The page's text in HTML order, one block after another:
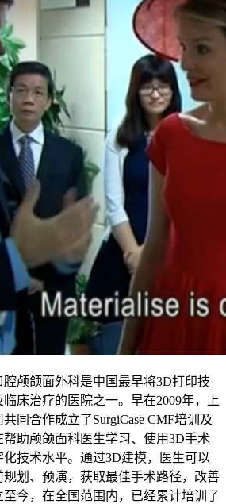
颅颌面外科是中国最早将3D打印技
床治疗的医院之一。早在2009年，上
同合作成立了SurgiCase CMF培训及
助颅颌面科医生学习、使用3D手术
技术水平。通过3D建模，医生可以
划、预演，获取最佳手术路径，改善
今，在全国范围内，已经累计培训了